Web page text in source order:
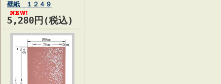
壁紙 １２４９
5,280円(税込)